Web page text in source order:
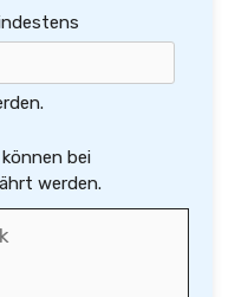
bei
werden.